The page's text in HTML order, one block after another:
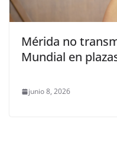
Mérida no
Mundial en
junio 8, 2026